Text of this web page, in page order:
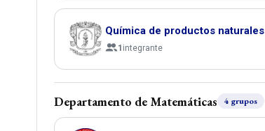
Química de productos naturales
1 integrante
Departamento de Matemáticas 4 grupos